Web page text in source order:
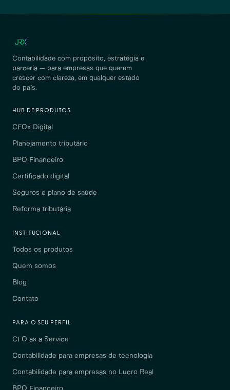
Contabilidade com propósito, estratégia e
parceria — para empresas que querem
crescer com clareza, em qualquer estado
do país.
HUB DE PRODUTOS
CFOx Digital
Planejamento tributário
BPO Financeiro
Certificado digital
Seguros e plano de saúde
Reforma tributária
INSTITUCIONAL
Todos os produtos
Quem somos
Blog
Contato
PARA O SEU PERFIL
CFO as a Service
Contabilidade para empresas de tecnologia
Contabilidade para empresas no Lucro Real